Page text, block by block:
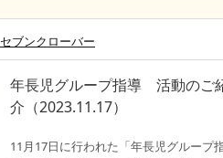
セブンクローバー
年長児グループ指導 活動のご
介（2023.11.17）
11月17日に行われた「年長児グループ